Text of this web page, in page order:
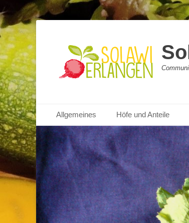
Primäres Menü
Inhalt
springen
Allgemeines Höfe und Anteile